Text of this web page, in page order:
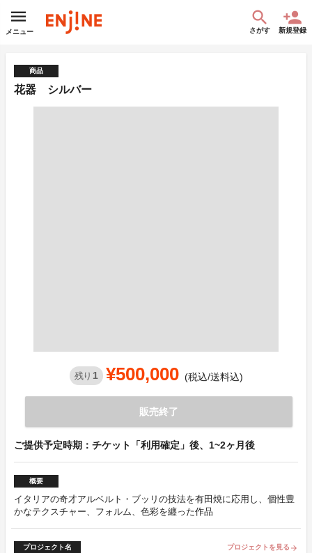
メニュー さがす 新規登録
商品
花器 シルバー
残り 1 ¥500,000 (税込/送料込)
販売終了
ご提供予定時期：チケット「利用確定」後、1~2ヶ月後
概要
イタリアの奇才アルベルト・ブッリの技法を有田焼に応用し、個性豊
かなテクスチャー、フォルム、色彩を纏った作品
プロジェクト名 プロジェクトを見る arrow_forward